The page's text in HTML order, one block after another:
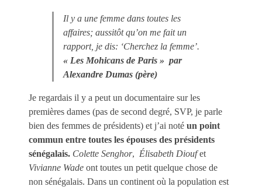
Il y a une femme dans toutes les
affaires; aussitôt qu’on me fait un
rapport, je dis: ‘Cherchez la femme’.
« Les Mohicans de Paris » par
Alexandre Dumas (père)
Je regardais il y a peut un documentaire sur les
premières dames (pas de second degré, SVP, je parle
bien des femmes de présidents) et j’ai noté un point
commun entre toutes les épouses des présidents
sénégalais. Colette Senghor, Élisabeth Dioufet
Vivianne Wade ont toutes un petit quelque chose de
non sénégalais. Dans un continent où la population est